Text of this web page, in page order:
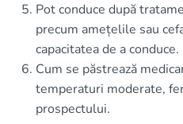
Pot conduce după
precum amețelile sau
capacitatea de a conduce.
Cum se păstrează
temperaturi moderate,
prospectului.